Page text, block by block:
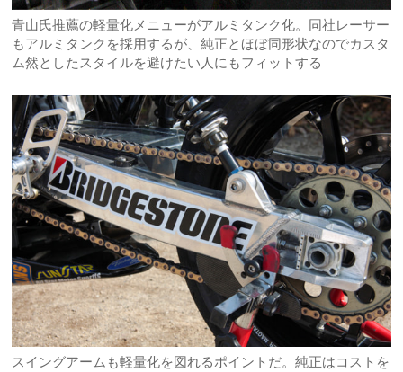
青山氏推薦の軽量化メニューがアルミタンク化。同社レーサー
もアルミタンクを採用するが、純正とほぼ同形状なのでカスタ
ム然としたスタイルを避けたい人にもフィットする
スイングアームも軽量化を図れるポイントだ。純正はコストを